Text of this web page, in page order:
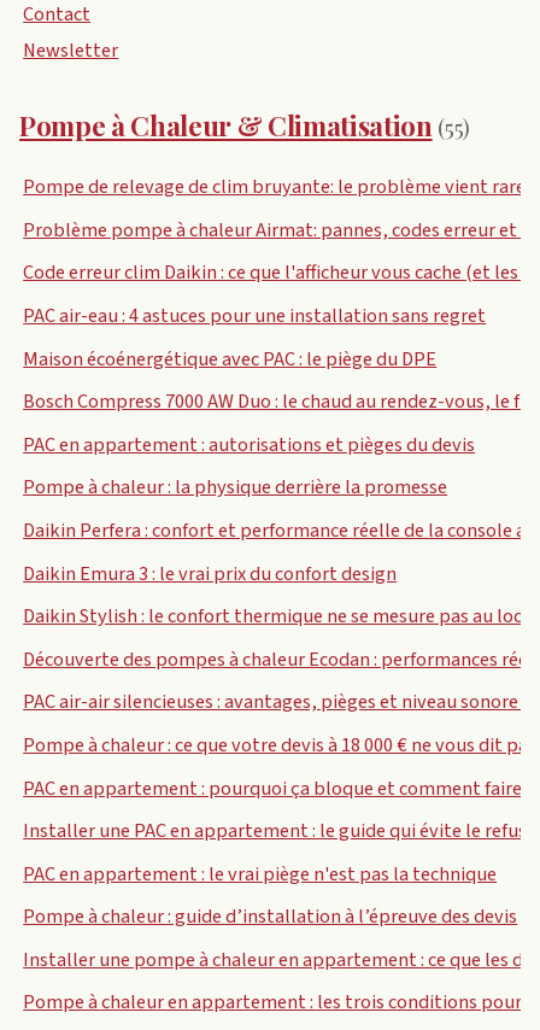
Contact
Newsletter
Pompe à Chaleur & Climatisation (55)
Pompe de relevage de clim bruyante: le problème vient
Problème pompe à chaleur Airmat: pannes, codes erreur et
Code erreur clim Daikin : ce que l'afficheur vous cache (et les
PAC air-eau : 4 astuces pour une installation sans regret
Maison écoénergétique avec PAC : le piège du DPE
Bosch Compress 7000 AW Duo : le chaud au rendez-vous, le
PAC en appartement : autorisations et pièges du devis
Pompe à chaleur : la physique derrière la promesse
Daikin Perfera : confort et performance réelle de la console
Daikin Emura 3 : le vrai prix du confort design
Daikin Stylish : le confort thermique ne se mesure pas au look
Découverte des pompes à chaleur Ecodan : performances
PAC air-air silencieuses : avantages, pièges et niveau sonore
Pompe à chaleur : ce que votre devis à 18 000 € ne vous dit pas
PAC en appartement : pourquoi ça bloque et comment faire
Installer une PAC en appartement : le guide qui évite le refus
PAC en appartement : le vrai piège n'est pas la technique
Pompe à chaleur : guide d’installation à l’épreuve des devis
Installer une pompe à chaleur en appartement : ce que les
Pompe à chaleur en appartement : les trois conditions pour